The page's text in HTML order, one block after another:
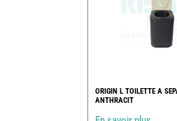
ORIGIN L TOILETTE A
ANTHRACIT